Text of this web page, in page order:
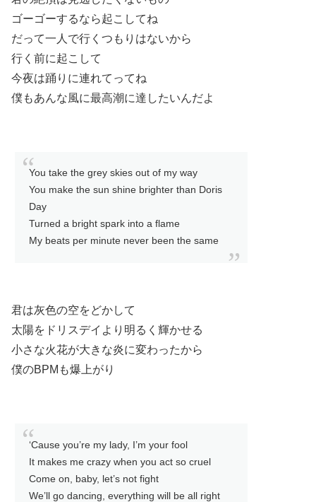
ゴーゴーするなら起こしてね
だって一人で行くつもりはないから
行く前に起こして
今夜は踊りに連れてってね
僕もあんな風に最高潮に達したいんだよ
You take the grey skies out of my way
You make the sun shine brighter than Doris
Day
Turned a bright spark into a flame
My beats per minute never been the same
君は灰色の空をどかして
太陽をドリスデイより明るく輝かせる
小さな火花が大きな炎に変わったから
僕のBPMも爆上がり
‘Cause you’re my lady, I’m your fool
It makes me crazy when you act so cruel
Come on, baby, let’s not fight
We’ll go dancing, everything will be all right